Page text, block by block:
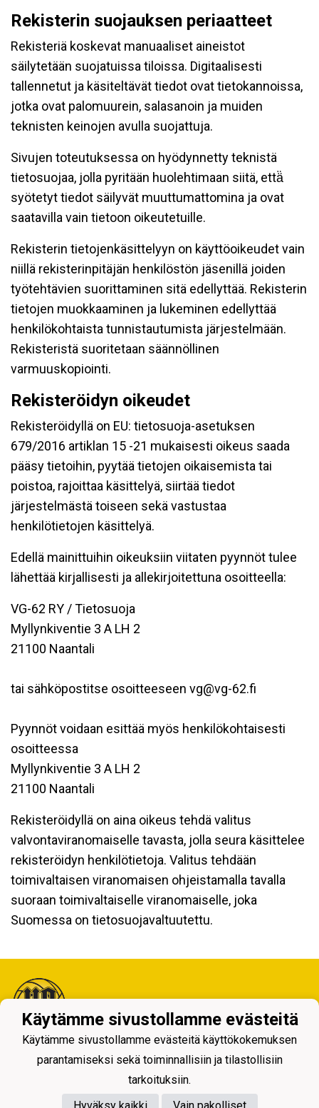
Rekisterin suojauksen periaatteet
Rekisteriä koskevat manuaaliset aineistot
säilytetään suojatuissa tiloissa. Digitaalisesti
tallennetut ja käsiteltävät tiedot ovat tietokannoissa,
jotka ovat palomuurein, salasanoin ja muiden
teknisten keinojen avulla suojattuja.
Sivujen toteutuksessa on hyödynnetty teknistä
tietosuojaa, jolla pyritään huolehtimaan siitä, että̈
syötetyt tiedot säilyvät muuttumattomina ja ovat
saatavilla vain tietoon oikeutetuille.
Rekisterin tietojenkäsittelyyn on käyttöoikeudet vain
niillä rekisterinpitäjän henkilöstön jäsenillä joiden
työtehtävien suorittaminen sitä edellyttää. Rekisterin
tietojen muokkaaminen ja lukeminen edellyttää
henkilökohtaista tunnistautumista järjestelmään.
Rekisteristä suoritetaan säännöllinen
varmuuskopiointi.
Rekisteröidyn oikeudet
Rekisteröidyllä on EU: tietosuoja-asetuksen
679/2016 artiklan 15 -21 mukaisesti oikeus saada
pääsy tietoihin, pyytää tietojen oikaisemista tai
poistoa, rajoittaa käsittelyä, siirtää tiedot
järjestelmästä toiseen sekä vastustaa
henkilötietojen käsittelyä.
Edellä mainittuihin oikeuksiin viitaten pyynnöt tulee
lähettää kirjallisesti ja allekirjoitettuna osoitteella:
VG-62 RY / Tietosuoja
Myllynkiventie 3 A LH 2
21100 Naantali
tai sähköpostitse osoitteeseen vg@vg-62.fi
Pyynnöt voidaan esittää myös henkilökohtaisesti
osoitteessa
Myllynkiventie 3 A LH 2
21100 Naantali
Rekisteröidyllä on aina oikeus tehdä valitus
valvontaviranomaiselle tavasta, jolla seura käsittelee
rekisteröidyn henkilötietoja. Valitus tehdään
toimivaltaisen viranomaisen ohjeistamalla tavalla
suoraan toimivaltaiselle viranomaiselle, joka
Suomessa on tietosuojavaltuutettu.
Tietosuojaseloste
Käytämme sivustollamme evästeitä
Käytämme sivustollamme evästeitä käyttökokemuksen
parantamiseksi sekä toiminnallisiin ja tilastollisiin
tarkoituksiin.